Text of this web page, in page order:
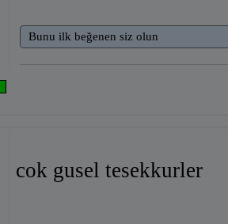
Bunu ilk beğenen siz olun
cok gusel tesekkurler